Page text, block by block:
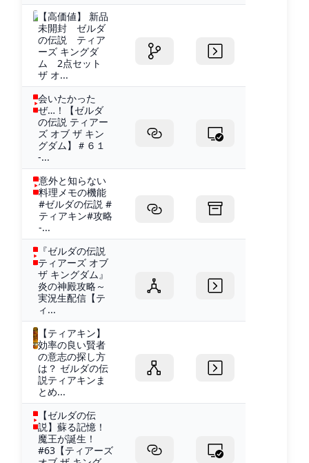
【高価値】 新品
未開封 ゼルダ
の伝説 ティア
ーズ キングダ
ム 2点セット
ザ オ...
会いたかった
ぜ…！【ゼルダ
の伝説 ティアー
ズ オブ ザ キン
グダム】＃６１
-...
意外と知らない
料理メモの機能
#ゼルダの伝説 #
ティアキン#攻略
-...
『ゼルダの伝説
ティアーズ オブ
ザ キングダム』
炎の神殿攻略～
実況生配信【テ
ィ...
【ティアキン】
効率の良い賢者
の意志の探し方
は？ ゼルダの伝
説ティアキンま
とめ...
【ゼルダの伝
説】蘇る記憶！
魔王が誕生！
#63【ティアーズ